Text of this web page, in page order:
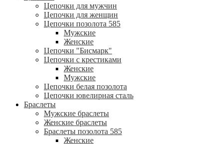
Цепочки для мужчин
Цепочки для женщин
Цепочки позолота 585
Мужские
Женские
Цепочки "Бисмарк"
Цепочки с крестиками
Женские
Мужские
Цепочки белая позолота
Цепочки ювелирная сталь
Браслеты
Мужские браслеты
Женские браслеты
Браслеты позолота 585
Женские